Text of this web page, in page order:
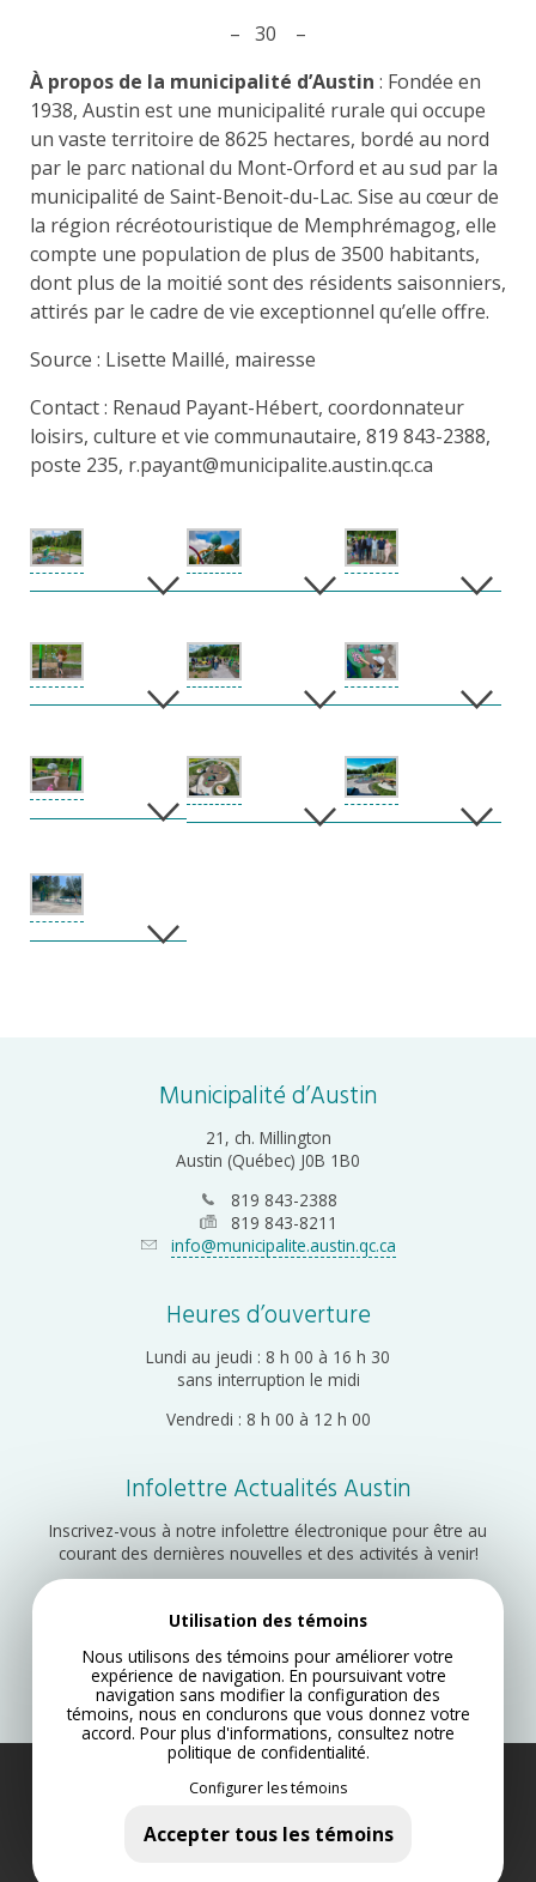
– 30 –
À propos de la municipalité d’Austin : Fondée en
1938, Austin est une municipalité rurale qui occupe
un vaste territoire de 8625 hectares, bordé au nord
par le parc national du Mont-Orford et au sud par la
municipalité de Saint-Benoit-du-Lac. Sise au cœur de
la région récréotouristique de Memphrémagog, elle
compte une population de plus de 3500 habitants,
dont plus de la moitié sont des résidents saisonniers,
attirés par le cadre de vie exceptionnel qu’elle offre.
Source : Lisette Maillé, mairesse
Contact : Renaud Payant-Hébert, coordonnateur
loisirs, culture et vie communautaire, 819 843-2388,
poste 235, r.payant@municipalite.austin.qc.ca
Municipalité d’Austin
21, ch. Millington
Austin (Québec) J0B 1B0
819 843-2388
819 843-8211
info@municipalite.austin.qc.ca
Heures d’ouverture
Lundi au jeudi : 8 h 00 à 16 h 30
sans interruption le midi
Vendredi : 8 h 00 à 12 h 00
Infolettre Actualités Austin
Inscrivez-vous à notre infolettre électronique pour être au
courant des dernières nouvelles et des activités à venir!
Municipalité d’Austin 2022
Plan du site
Politique de confidentialité
Utilisation des témoins
Nous utilisons des témoins pour améliorer votre
expérience de navigation. En poursuivant votre
navigation sans modifier la configuration des
témoins, nous en conclurons que vous donnez votre
accord. Pour plus d'informations, consultez notre
politique de confidentialité.
Configurer les témoins
Accepter tous les témoins